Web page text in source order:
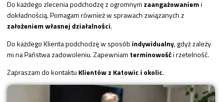
Do każdego zlecenia podchodzę z ogromnym zaangażowaniemi
dokładnością. Pomagam również w sprawach związanych z
założeniem własnej działalności.
Do każdego Klienta podchodzę w sposób indywidualny, gdyż zależy
mi na Państwa zadowoleniu. Zapewniam terminowośći rzetelność.
Zapraszam do kontaktu Klientów z Katowic i okolic.